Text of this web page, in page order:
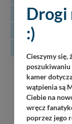
18
24
08
08.2026
Luka
oJ
Drogi
:)
Cieszymy się,
kamer
wątpienia są
Ciebie na
wręcz
poprzez jego